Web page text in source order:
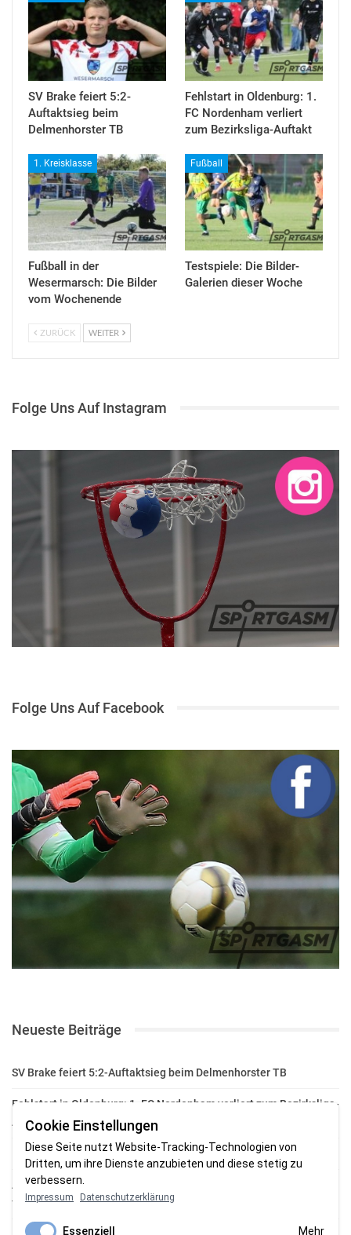
SV Brake feiert 5:2-
Auftaktsieg beim
Delmenhorster TB
Fehlstart in Oldenburg: 1.
FC Nordenham verliert
zum Bezirksliga-Auftakt
1. Kreisklasse
Fußball in der
Wesermarsch: Die Bilder
vom Wochenende
Fußball
Testspiele: Die Bilder-
Galerien dieser Woche
ZURÜCK WEITER
Folge Uns Auf Instagram
Folge Uns Auf Facebook
Neueste Beiträge
SV Brake feiert 5:2-Auftaktsieg beim Delmenhorster TB
Fehlstart in Oldenburg: 1. FC Nordenham verliert zum Bezirksliga-
Auftakt
Fußball in der Wesermarsch: Die Bilder vom Wochenende
Aufstieg geschafft: HSG-Unterweser-C-Jugend macht sich bereit
für die Oberliga
Cookie Einstellungen
Diese Seite nutzt Website-Tracking-Technologien von
Dritten, um ihre Dienste anzubieten und diese stetig zu
verbessern.
Impressum Datenschutzerklärung
Essenziell Mehr